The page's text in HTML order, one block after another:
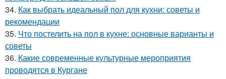
34. Как выбрать идеальный пол для кухни: советы и
рекомендации
35. Что постелить на пол в кухне: основные варианты и
советы
36. Какие современные культурные мероприятия
проводятся в Кургане